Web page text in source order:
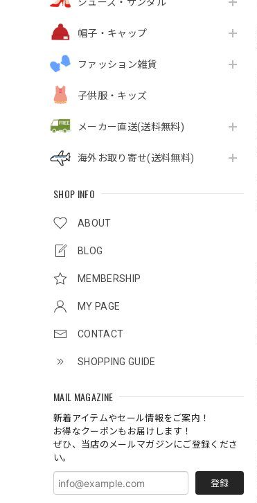
帽子・キャップ
ファッション雑貨
子供服・キッズ
メーカー直送(送料無料)
海外お取り寄せ(送料無料)
SHOP INFO
ABOUT
BLOG
MEMBERSHIP
MY PAGE
CONTACT
SHOPPING GUIDE
MAIL MAGAZINE
新着アイテムやセール情報をご案内！
お得なクーポンもお届けします！
ぜひ、当店のメールマガジンにご登録くださ
い。
登録